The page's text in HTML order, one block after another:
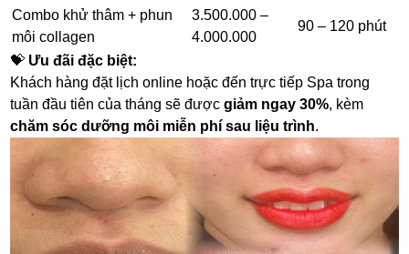
Combo khử thâm + phun
môi collagen
3.500.000 –
4.000.000
90 – 120 phút
💝 Ưu đãi đặc biệt:
Khách hàng đặt lịch online hoặc đến trực tiếp Spa trong
tuần đầu tiên của tháng sẽ đượcgiảm ngay 30%, kèm
chăm sóc dưỡng môi miễn phí sau liệu trình.